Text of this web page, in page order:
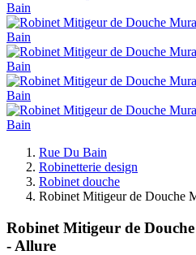
Rue Du Bain
Robinetterie design
Robinet douche
Robinet Mitigeur de Douche
Robinet Mitigeur de
- Allure